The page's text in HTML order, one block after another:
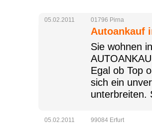
05.02.2011 01796 Pirna
Autoankauf
Sie wohnen
Egal ob Top
sich ein
05.02.2011 99084 Erfurt